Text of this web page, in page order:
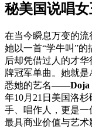
秘美国说唱
在当今瞬息万变的流
她以一首“学牛叫”
后却凭借过人的才
牌冠军单曲。她就是
悉她的艺名——Doja
年10月21日美国洛
手、唱作人，更是一
最具商业价值与艺术